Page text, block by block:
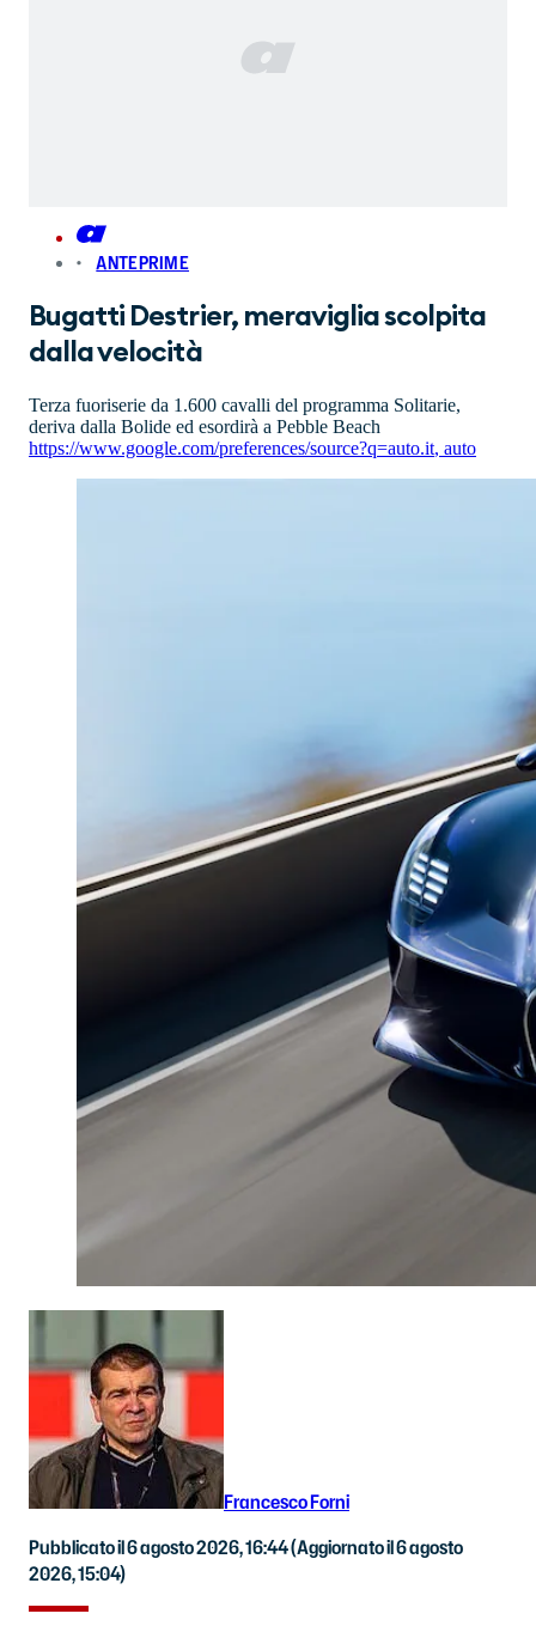
ANTEPRIME
Bugatti Destrier, meraviglia scolpita
dalla velocità
Terza fuoriserie da 1.600 cavalli del programma Solitarie,
deriva dalla Bolide ed esordirà a Pebble Beach
https://www.google.com/preferences/source?q=auto.it, auto
Francesco Forni
Pubblicato il 6 agosto 2026, 16:44(Aggiornato il 6 agosto
2026, 15:04)